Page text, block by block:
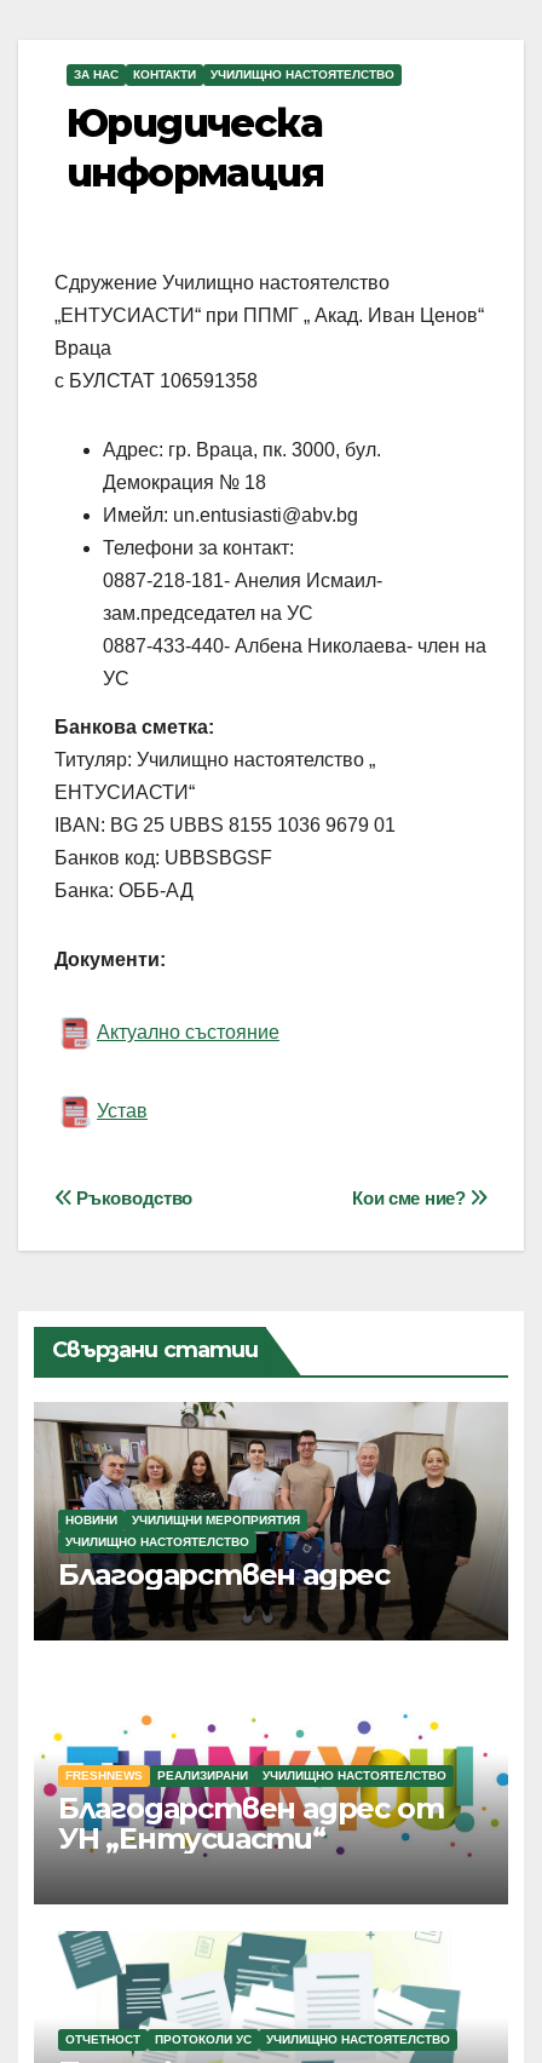
ЗА НАС КОНТАКТИ УЧИЛИЩНО НАСТОЯТЕЛСТВО
Юридическа
информация
Сдружение Училищно настоятелство
„ЕНТУСИАСТИ“ при ППМГ „ Акад. Иван Ценов“
Враца
с БУЛСТАТ 106591358
Адрес: гр. Враца, пк. 3000, бул.
Демокрация № 18
Имейл: un.entusiasti@abv.bg
Телефони за контакт:
0887-218-181- Анелия Исмаил-
зам.председател на УС
0887-433-440- Албена Николаева- член на
УС
Банкова сметка:
Титуляр: Училищно настоятелство „
ЕНТУСИАСТИ“
IBAN: BG 25 UBBS 8155 1036 9679 01
Банков код: UBBSBGSF
Банка: ОББ-АД
Документи:
Актуално състояние
Устав
Навигация Кои сме ние?
Ръководство
Свързани статии
НОВИНИ
УЧИЛИЩНИ МЕРОПРИЯТИЯ
УЧИЛИЩНО НАСТОЯТЕЛСТВО
Благодарствен адрес
FRESHNEWS РЕАЛИЗИРАНИ УЧИЛИЩНО НАСТОЯТЕЛСТВО
Благодарствен адрес от
УН „Ентусиасти“
ОТЧЕТНОСТ ПРОТОКОЛИ УС УЧИЛИЩНО НАСТОЯТЕЛСТВО